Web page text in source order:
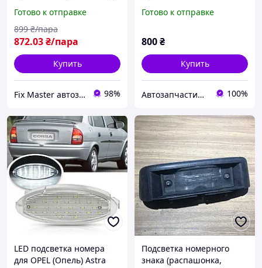
Готово к отправке
872.03₴/пара
899 ₴/пара
Купить
Fix Master автозапчастини 98%
Готово к отправке
800₴
Купить
Автозапчастини м. Суми 100%
LED подсветка номера
для OPEL (Опель) Astra
Подсветка номерного
знака (распашонка,